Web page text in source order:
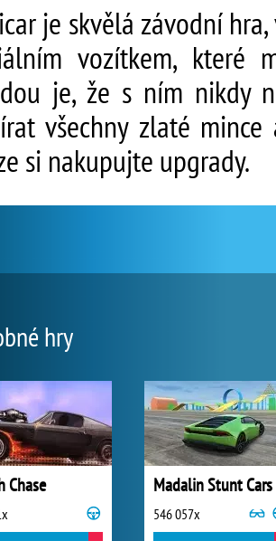
je skvělá závodní
vozítkem,
je, že s ním nikdy
všechny zlaté
si nakupujte upgrady.
hry
Chase Madalin Stunt
546 057x